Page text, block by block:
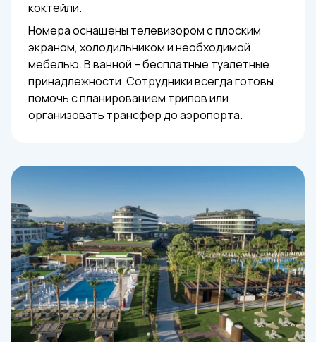
коктейли.
Номера оснащены телевизором с плоским
экраном, холодильником и необходимой
мебелью. В ванной – бесплатные туалетные
принадлежности. Сотрудники всегда готовы
помочь с планированием трипов или
организовать трансфер до аэропорта.